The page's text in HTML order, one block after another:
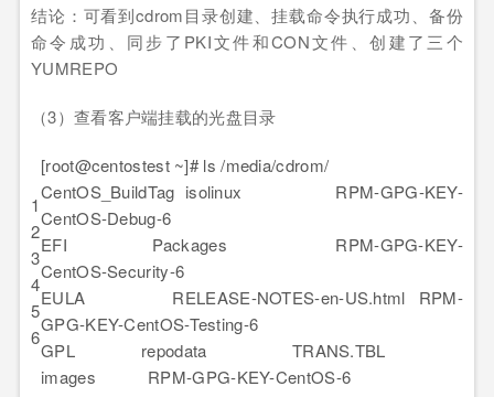
结论：可看到cdrom目录创建、挂载命令执行成功、备份
命令成功、同步了PKI文件和CON文件、创建了三个
YUMREPO
（3）查看客户端挂载的光盘目录
1
2
3
4
5
6
[root@centostest ~]# ls /media/cdrom/
CentOS_BuildTag isolinux RPM-GPG-KEY-
CentOS-Debug-6
EFI Packages RPM-GPG-KEY-
CentOS-Security-6
EULA RELEASE-NOTES-en-US.html RPM-
GPG-KEY-CentOS-Testing-6
GPL repodata TRANS.TBL
images RPM-GPG-KEY-CentOS-6